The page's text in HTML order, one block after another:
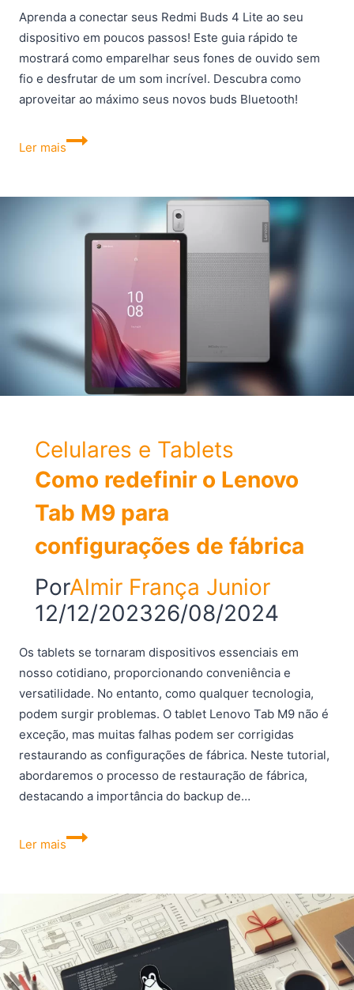
Aprenda a conectar seus Redmi Buds 4 Lite ao seu
dispositivo em poucos passos! Este guia rápido te
mostrará como emparelhar seus fones de ouvido sem
fio e desfrutar de um som incrível. Descubra como
aproveitar ao máximo seus novos buds Bluetooth!
Ler mais
Como
Redmi
Celulares e Tablets
Como redefinir o Lenovo
Tab M9 para
configurações de fábrica
PorAlmir França Junior
12/12/202326/08/2024
Os tablets se tornaram dispositivos essenciais em
nosso cotidiano, proporcionando conveniência e
versatilidade. No entanto, como qualquer tecnologia,
podem surgir problemas. O tablet Lenovo Tab M9 não é
exceção, mas muitas falhas podem ser corrigidas
restaurando as configurações de fábrica. Neste tutorial,
abordaremos o processo de restauração de fábrica,
destacando a importância do backup de…
Ler mais
Como
Lenovo
Tab
M9
para
configurações